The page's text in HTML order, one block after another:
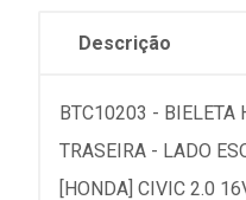
Descrição
BTC10203 - BIELETA
TRASEIRA - LADO
[HONDA] CIVIC 2.0